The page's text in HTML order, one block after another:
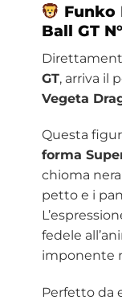
Funko
Ball GT
GT, arriva il
Vegeta
Questa
forma
chioma
petto e i
fedele
imponente
Perfetto da